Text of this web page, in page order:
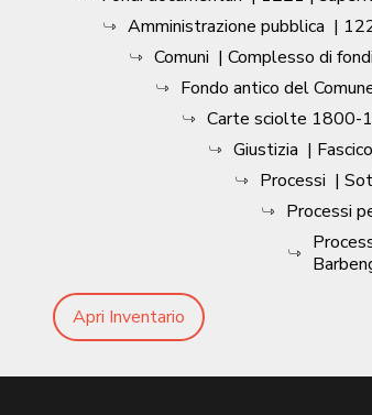
Amministrazione pubblica |
Comuni | Complesso di
Fondo antico del
Carte sciolte 1800-
Giustizia |
Processi |
Processi
Apri Inventario